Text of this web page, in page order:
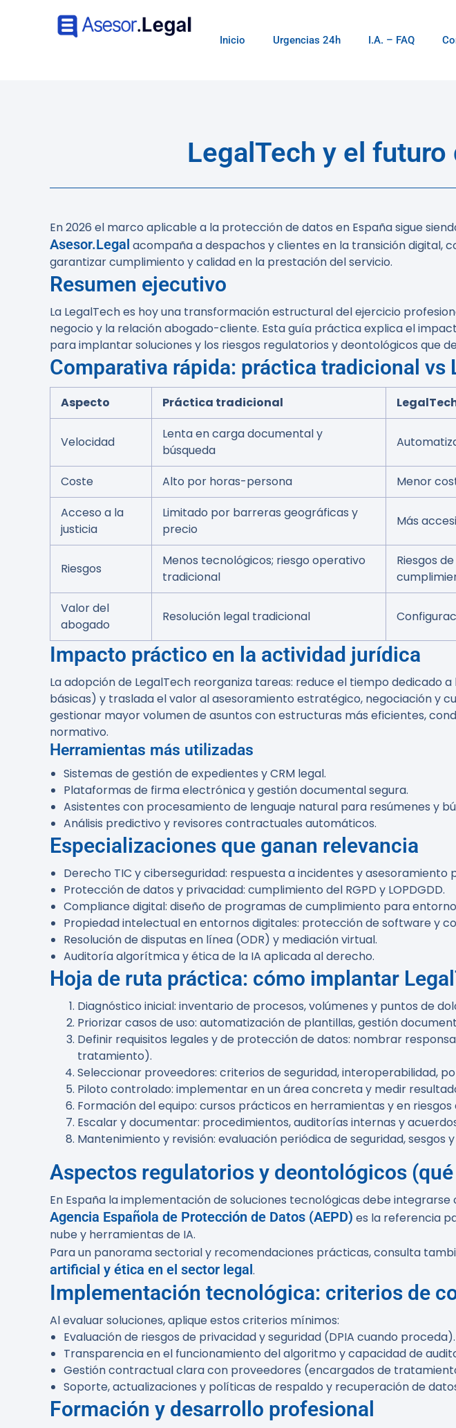
Inicio Urgencias 24h I.A. – FAQ
LegalTech y el
En 2026 el marco aplicable a la protección de datos en España sigue
Asesor.Legal acompaña a despachos y clientes en la transición digital,
garantizar cumplimiento y calidad en la prestación del servicio.
Resumen ejecutivo
La LegalTech es hoy una transformación estructural del ejercicio
negocio y la relación abogado-cliente. Esta guía práctica explica el
para implantar soluciones y los riesgos regulatorios y deontológicos que
Comparativa rápida: práctica tradicional vs
Aspecto Práctica tradicional
Velocidad
Lenta en carga documental y
búsqueda
Coste
Alto por horas-persona Menor
Acceso a la
justicia
Limitado por barreras geográficas y
precio
Más
Riesgos
Menos tecnológicos; riesgo operativo
tradicional
Riesgos
Valor del
abogado
Resolución legal tradicional
Impacto práctico en la actividad jurídica
La adopción de LegalTech reorganiza tareas: reduce el tiempo dedicado
básicas) y traslada el valor al asesoramiento estratégico, negociación y
gestionar mayor volumen de asuntos con estructuras más eficientes,
normativo.
Herramientas más utilizadas
Sistemas de gestión de expedientes y CRM legal.
Plataformas de firma electrónica y gestión documental segura.
Asistentes con procesamiento de lenguaje natural para resúmenes y
Análisis predictivo y revisores contractuales automáticos.
Especializaciones que ganan relevancia
Derecho TIC y ciberseguridad: respuesta a incidentes y asesoramiento
Protección de datos y privacidad: cumplimiento del RGPD y LOPDGDD.
Compliance digital: diseño de programas de cumplimiento para
Propiedad intelectual en entornos digitales: protección de software y
Resolución de disputas en línea (ODR) y mediación virtual.
Auditoría algorítmica y ética de la IA aplicada al derecho.
Hoja de ruta práctica: cómo implantar
Diagnóstico inicial: inventario de procesos, volúmenes y puntos de
Priorizar casos de uso: automatización de plantillas, gestión
Definir requisitos legales y de protección de datos: nombrar
tratamiento).
Seleccionar proveedores: criterios de seguridad, interoperabilidad,
Piloto controlado: implementar en un área concreta y medir
Formación del equipo: cursos prácticos en herramientas y en
Escalar y documentar: procedimientos, auditorías internas y
Mantenimiento y revisión: evaluación periódica de seguridad,
Aspectos regulatorios y deontológicos
En España la implementación de soluciones tecnológicas debe
Agencia Española de Protección de Datos (AEPD) es la referencia
nube y herramientas de IA.
Para un panorama sectorial y recomendaciones prácticas, consulta
artificial y ética en el sector legal.
Implementación tecnológica: criterios de
Al evaluar soluciones, aplique estos criterios mínimos:
Evaluación de riesgos de privacidad y seguridad (DPIA cuando proceda).
Transparencia en el funcionamiento del algoritmo y capacidad de
Gestión contractual clara con proveedores (encargados de
Soporte, actualizaciones y políticas de respaldo y recuperación de
Formación y desarrollo profesional